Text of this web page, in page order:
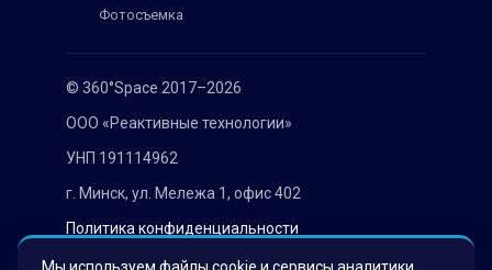
© 360°Space 2017–2026
ООО «Реактивные технологии»
УНП 191114962
г. Минск, ул. Мележа 1, офис 402
Политика конфиденциальности
Согласие на обработку персональных данных
Фотосъемка